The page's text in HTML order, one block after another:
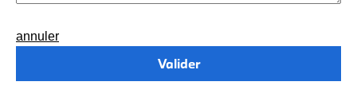
annuler